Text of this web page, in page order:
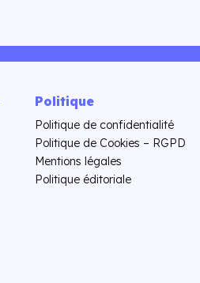
Politique
Politique de confidentialité
Politique de Cookies – RGPD
Mentions légales
Politique éditoriale